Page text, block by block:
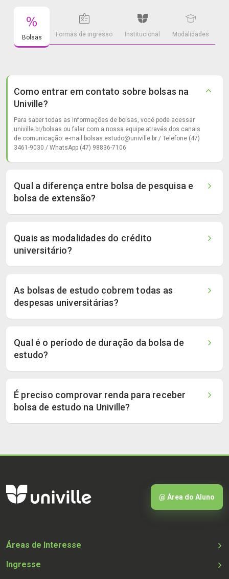
Bolsas Formas de ingresso Institucional Modalidades
Como entrar em contato sobre bolsas na
Univille?
Para saber todas as informações de bolsas, você pode acessar
univille.br/bolsas ou falar com a nossa equipe através dos canais
de comunicação: e-mail bolsas.estudo@univille.br / Telefone (47)
3461-9030 / WhatsApp (47) 98836-7106
Qual a diferença entre bolsa de pesquisa e
bolsa de extensão?
Quais as modalidades do crédito
universitário?
As bolsas de estudo cobrem todas as
despesas universitárias?
Qual é o período de duração da bolsa de
estudo?
É preciso comprovar renda para receber
bolsa de estudo na Univille?
@ Área do Aluno
Áreas de Interesse
Ingresse